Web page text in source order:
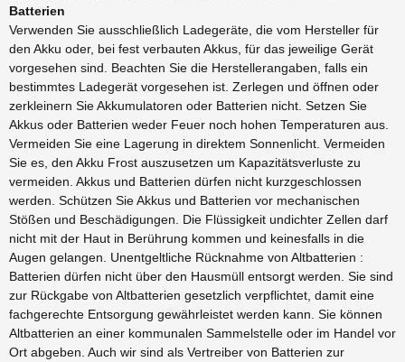
Batterien
Verwenden Sie ausschließlich Ladegeräte, die vom Hersteller für
den Akku oder, bei fest verbauten Akkus, für das jeweilige Gerät
vorgesehen sind. Beachten Sie die Herstellerangaben, falls ein
bestimmtes Ladegerät vorgesehen ist. Zerlegen und öffnen oder
zerkleinern Sie Akkumulatoren oder Batterien nicht. Setzen Sie
Akkus oder Batterien weder Feuer noch hohen Temperaturen aus.
Vermeiden Sie eine Lagerung in direktem Sonnenlicht. Vermeiden
Sie es, den Akku Frost auszusetzen um Kapazitätsverluste zu
vermeiden. Akkus und Batterien dürfen nicht kurzgeschlossen
werden. Schützen Sie Akkus und Batterien vor mechanischen
Stößen und Beschädigungen. Die Flüssigkeit undichter Zellen darf
nicht mit der Haut in Berührung kommen und keinesfalls in die
Augen gelangen. Unentgeltliche Rücknahme von Altbatterien :
Batterien dürfen nicht über den Hausmüll entsorgt werden. Sie sind
zur Rückgabe von Altbatterien gesetzlich verpflichtet, damit eine
fachgerechte Entsorgung gewährleistet werden kann. Sie können
Altbatterien an einer kommunalen Sammelstelle oder im Handel vor
Ort abgeben. Auch wir sind als Vertreiber von Batterien zur